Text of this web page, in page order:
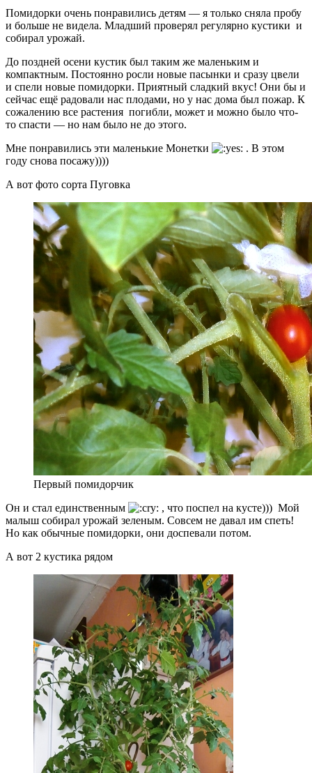
Помидорки очень понравились детям — я только сняла пробу
и больше не видела. Младший проверял регулярно кустики и
собирал урожай.
До поздней осени кустик был таким же маленьким и
компактным. Постоянно росли новые пасынки и сразу цвели
и спели новые помидорки. Приятный сладкий вкус! Они бы и
сейчас ещё радовали нас плодами, но у нас дома был пожар. К
сожалению все растения погибли, может и можно было что-
то спасти — но нам было не до этого.
Мне понравились эти маленькие Монетки
. В этом
году снова посажу))))
А вот фото сорта Пуговка
Первый помидорчик
Он и стал единственным
, что поспел на кусте))) Мой
малыш собирал урожай зеленым. Совсем не давал им спеть!
Но как обычные помидорки, они доспевали потом.
А вот 2 кустика рядом